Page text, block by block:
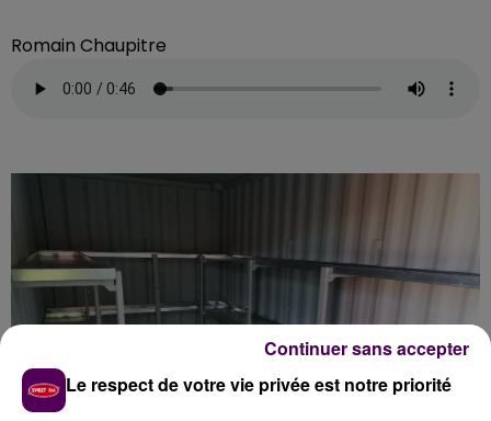
Romain Chaupitre
Le respect de votre vie privée est notre priorité
Continuer sans accepter